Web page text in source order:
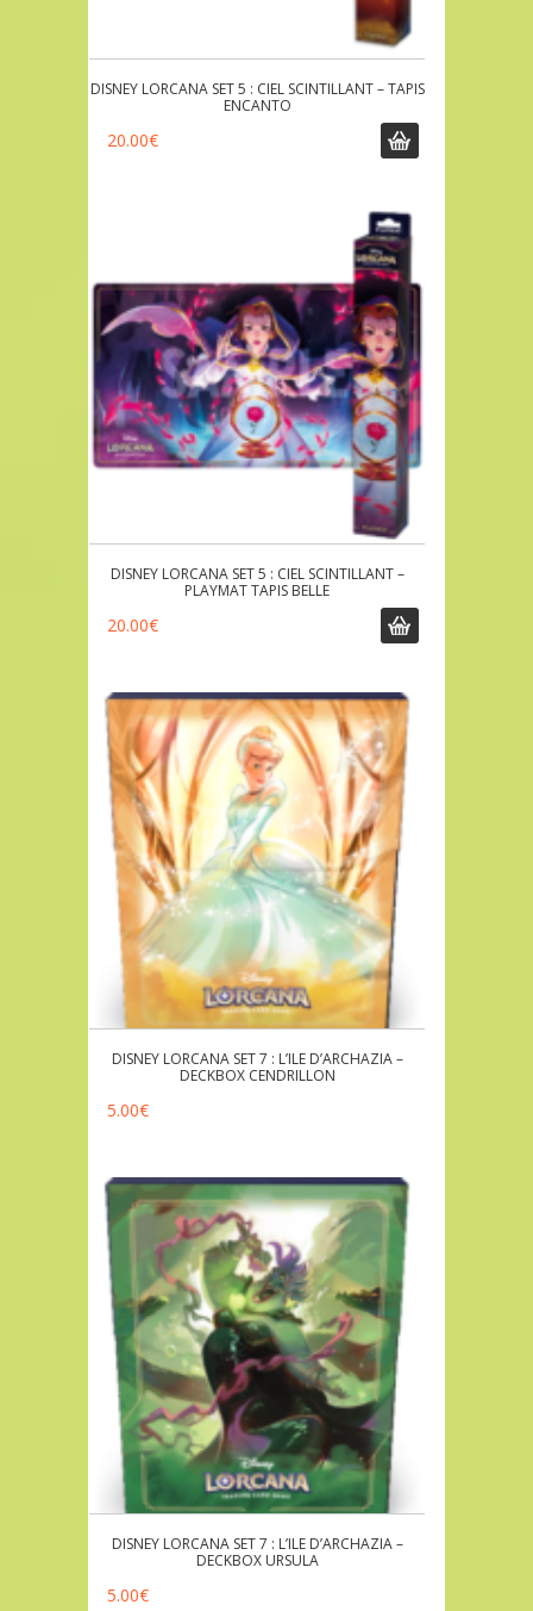
DISNEY LORCANA SET 5 : CIEL SCINTILLANT – TAPIS
ENCANTO
20.00€
DISNEY LORCANA SET 5 : CIEL SCINTILLANT –
PLAYMAT TAPIS BELLE
20.00€
DISNEY LORCANA SET 7 : L’ILE D’ARCHAZIA –
DECKBOX CENDRILLON
5.00€
DISNEY LORCANA SET 7 : L’ILE D’ARCHAZIA –
DECKBOX URSULA
5.00€